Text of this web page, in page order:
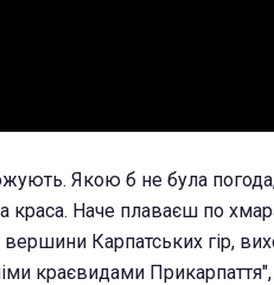
Якою б не була погода,
краса. Наче плаваєш по
Карпатських гір,
краєвидами